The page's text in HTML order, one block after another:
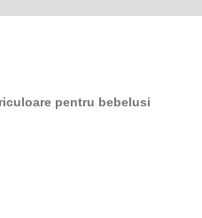
pentru bebelusi